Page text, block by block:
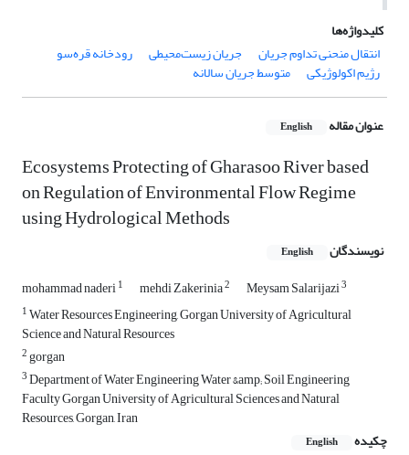
کلیدواژه‌ها
انتقال منحنی تداوم جریان
جریان زیست‌محیطی رودخانه قره‌سو
رژیم اکولوژیکی متوسط جریان سالانه
عنوان مقاله English
Ecosystems Protecting of Gharasoo River based
on Regulation of Environmental Flow Regime
using Hydrological Methods
نویسندگان English
mohammad naderi1 mehdi Zakerinia2 Meysam Salarijazi3
1Water Resources Engineering, Gorgan University of Agricultural
Science and Natural Resources
2gorgan
3Department of Water Engineering Water &amp; Soil Engineering
Faculty Gorgan University of Agricultural Sciences and Natural
Resources, Gorgan, Iran
چکیده
English